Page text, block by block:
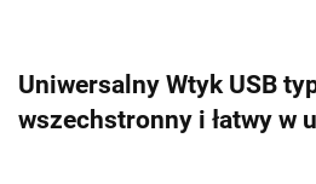
Uniwersalny Wtyk USB
wszechstronny i łatwy w